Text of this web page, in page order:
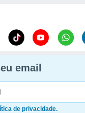
email
de privacidade.